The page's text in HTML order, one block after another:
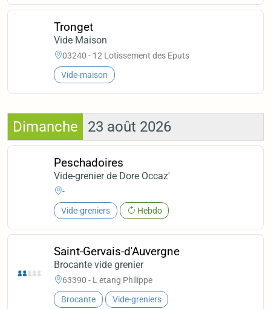
Tronget
Vide Maison
03240 - 12 Lotissement des Eputs
Vide-maison
Dimanche 23 août 2026
Peschadoires
Vide-grenier de Dore Occaz'
-
Vide-greniers Hebdo
Saint-Gervais-d'Auvergne
Brocante vide grenier
63390 - L etang Philippe
Brocante Vide-greniers